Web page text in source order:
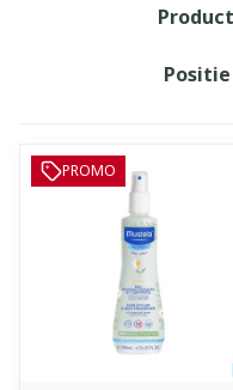
Sorteer
PROMO